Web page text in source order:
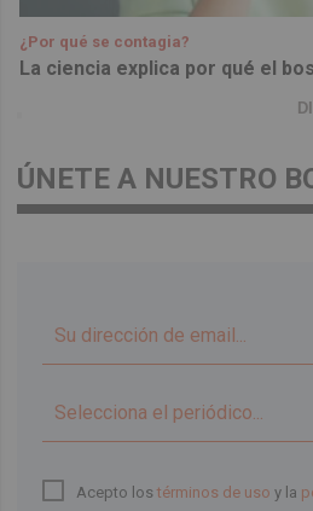
¿Por qué se contagia?
La ciencia explica por qué el
ÚNETE A NUESTRO
Acepto lostérminos de uso y la